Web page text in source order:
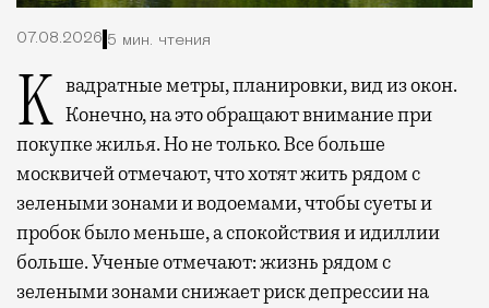
07.08.2026 5 мин. чтения
Квадратные метры, планировки, вид из окон. Конечно, на это обращают внимание при
покупке жилья. Но не только. Все больше
москвичей отмечают, что хотят жить рядом с
зелеными зонами и водоемами, чтобы суеты и
пробок было меньше, а спокойствия и идиллии
больше. Ученые отмечают: жизнь рядом с
зелеными зонами снижает риск депрессии на